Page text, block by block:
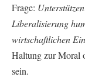
Frage:
Liberalisierung
wirtschaftlichen
Haltung zur Moral
sein.